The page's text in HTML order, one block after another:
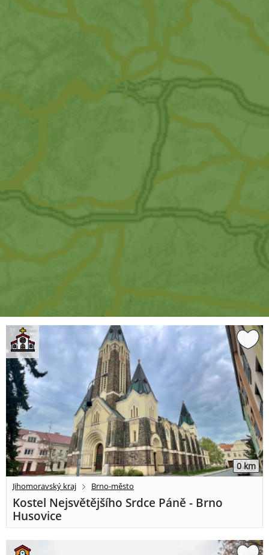
0 km
Jihomoravský kraj Brno-město
Kostel Nejsvětějšího Srdce Páně - Brno
Husovice